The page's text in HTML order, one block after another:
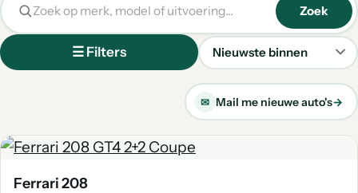
☰ Filters
Sorteren
Zoek
✉ Mail me nieuwe auto's→
Ferrari 208